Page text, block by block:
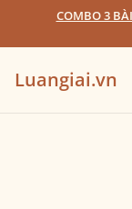
COMBO 3
Luangiai.vn